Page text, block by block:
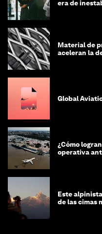
era de
Material de
aceleran la
Global
¿Cómo
operativa
Este
de las cimas